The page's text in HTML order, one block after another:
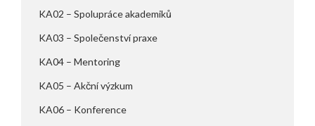
KA02 – Spolupráce akademiků
KA03 – Společenství praxe
KA04 – Mentoring
KA05 – Akční výzkum
KA06 – Konference